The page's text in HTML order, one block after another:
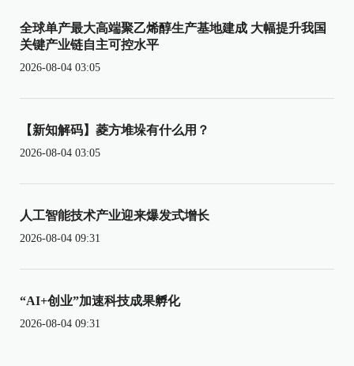
全球单产最大高端聚乙烯醇生产基地建成 大幅提升我国
关键产业链自主可控水平
2026-08-04 03:05
【新知解码】菱方堆垛有什么用？
2026-08-04 03:05
人工智能技术产业迎来爆发式增长
2026-08-04 09:31
“AI+创业”加速科技成果孵化
2026-08-04 09:31